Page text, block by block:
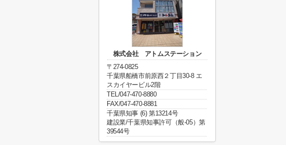
株式会社 アトムステーション
〒274-0825
千葉県船橋市前原西２丁目30-8 エ
スカイヤービル2階
TEL/047-470-8880
FAX/047-470-8881
千葉県知事 (6) 第13214号
建設業/千葉県知事許可（般-05）第
39544号